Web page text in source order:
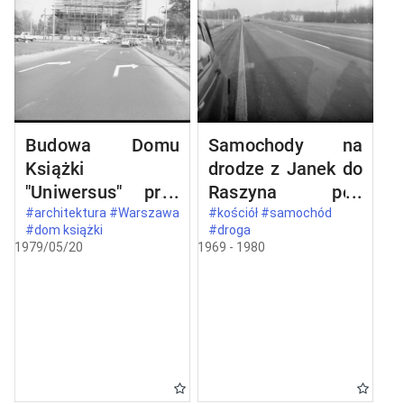
Budowa Domu
Książki
"Uniwersus" przy
ul. Belwederskiej
20/22 w
#architektura #Warszawa
#dom książki
1979/05/20
Samochody na
drodze z Janek do
Raszyna pod
Warszawą
#kościół #samochód
#droga
1969 - 1980